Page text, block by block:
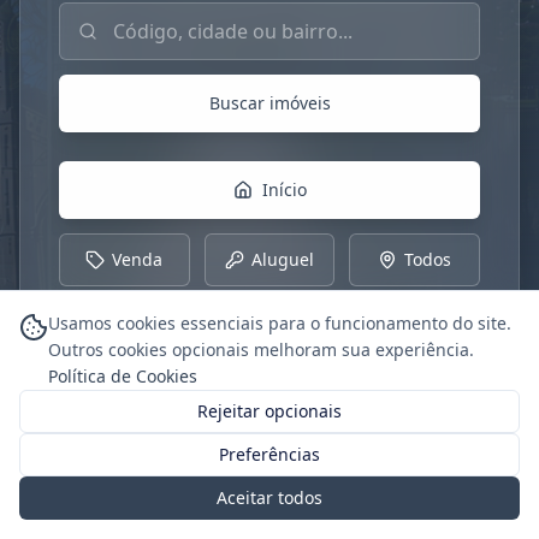
Buscar imóveis por código, cidade ou bairro
Buscar imóveis
Início
Venda Aluguel Todos
Usamos cookies essenciais para o funcionamento do site.
Outros cookies opcionais melhoram sua experiência.
Política de Cookies
Rejeitar opcionais
Preferências
Aceitar todos